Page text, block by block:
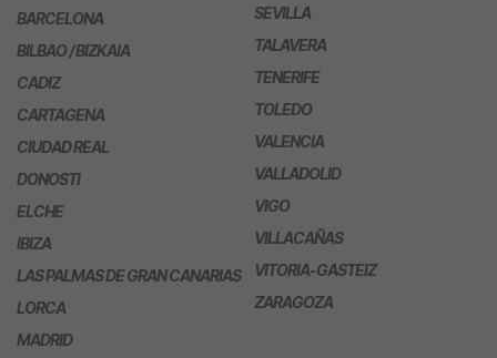
BARCELONA
BILBAO / BIZKAIA
CADIZ
CARTAGENA
CIUDAD REAL
DONOSTI
ELCHE
IBIZA
LAS PALMAS DE GRAN CANARIAS
LORCA
MADRID
SEVILLA
TALAVERA
TENERIFE
TOLEDO
VALENCIA
VALLADOLID
VIGO
VILLACAÑAS
VITORIA-GASTEIZ
ZARAGOZA